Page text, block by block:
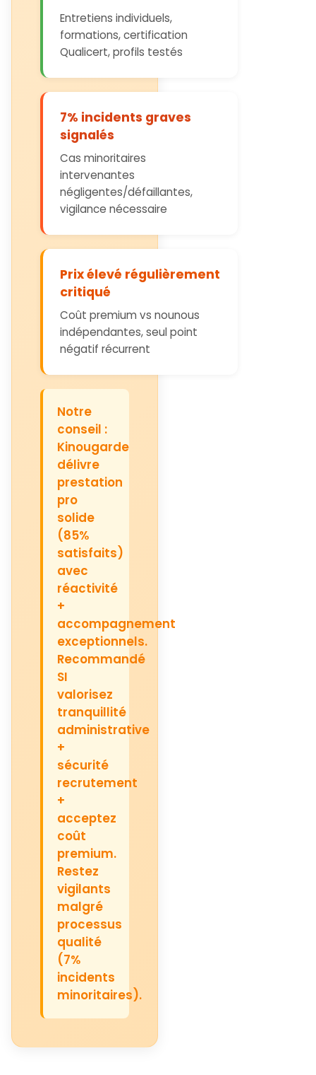
Entretiens individuels,
formations, certification
Qualicert, profils testés
7% incidents graves
signalés
Cas minoritaires
intervenantes
négligentes/défaillantes,
vigilance nécessaire
Prix élevé régulièrement
critiqué
Coût premium vs nounous
indépendantes, seul point
négatif récurrent
Notre
conseil :
Kinougarde
délivre
prestation
pro
solide
(85%
satisfaits)
avec
réactivité
+
accompagnement
exceptionnels.
Recommandé
SI
valorisez
tranquillité
administrative
+
sécurité
recrutement
+
acceptez
coût
premium.
Restez
vigilants
malgré
processus
qualité
(7%
incidents
minoritaires).